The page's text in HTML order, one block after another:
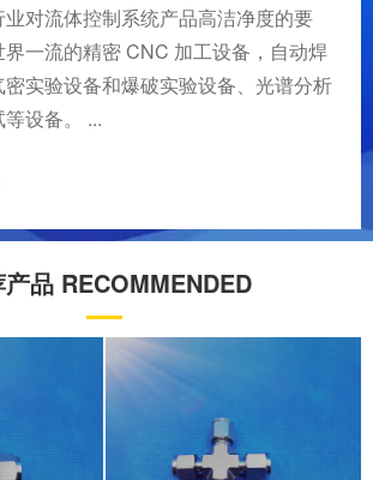
对流体控制系统产品高洁净度的要
一流的精密 CNC 加工设备，自动焊
实验设备和爆破实验设备、光谱分析
设备。 ...
品 RECOMMENDED